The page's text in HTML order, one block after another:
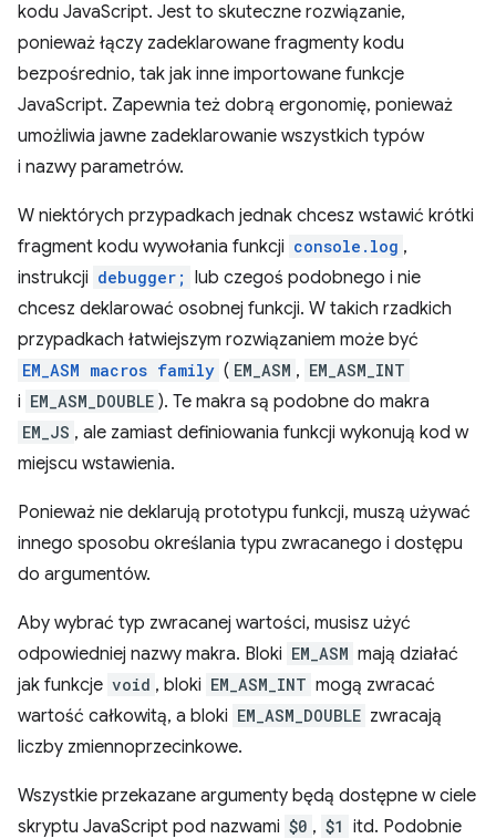
kodu JavaScript. Jest to skuteczne rozwiązanie,
ponieważ łączy zadeklarowane fragmenty kodu
bezpośrednio, tak jak inne importowane funkcje
JavaScript. Zapewnia też dobrą ergonomię, ponieważ
umożliwia jawne zadeklarowanie wszystkich typów
i nazwy parametrów.
W niektórych przypadkach jednak chcesz wstawić krótki
fragment kodu wywołania funkcji console.log ,
instrukcji debugger; lub czegoś podobnego i nie
chcesz deklarować osobnej funkcji. W takich rzadkich
przypadkach łatwiejszym rozwiązaniem może być
EM_ASM macros family ( EM_ASM , EM_ASM_INT
i EM_ASM_DOUBLE ). Te makra są podobne do makra
EM_JS , ale zamiast definiowania funkcji wykonują kod w
miejscu wstawienia.
Ponieważ nie deklarują prototypu funkcji, muszą używać
innego sposobu określania typu zwracanego i dostępu
do argumentów.
Aby wybrać typ zwracanej wartości, musisz użyć
odpowiedniej nazwy makra. Bloki EM_ASM mają działać
jak funkcje void , bloki EM_ASM_INT mogą zwracać
wartość całkowitą, a bloki EM_ASM_DOUBLE zwracają
liczby zmiennoprzecinkowe.
Wszystkie przekazane argumenty będą dostępne w ciele
skryptu JavaScript pod nazwami $0 , $1 itd. Podobnie